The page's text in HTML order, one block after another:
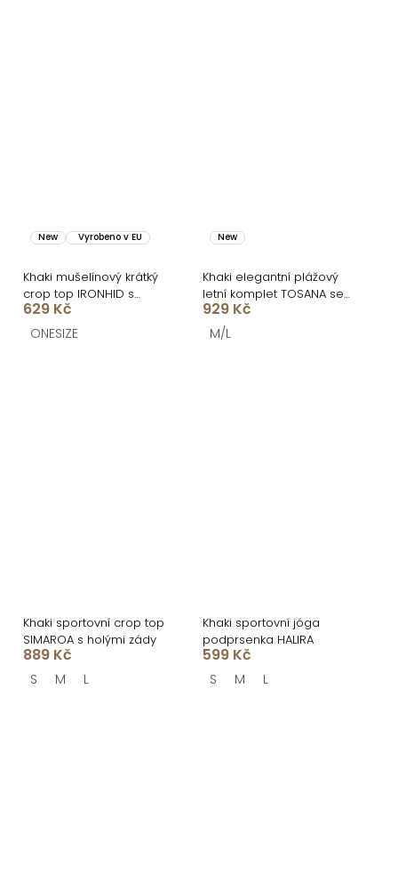
New Vyrobeno v EU
Khaki mušelínový krátký
crop top IRONHID s
dlouhým rukávem
629 Kč
ONESIZE
New
Khaki elegantní plážový
letní komplet TOSANA se
sukní
929 Kč
M/L
Khaki sportovní crop top
SIMAROA s holými zády
889 Kč
S M L
Khaki sportovní jóga
podprsenka HALIRA
599 Kč
S M L